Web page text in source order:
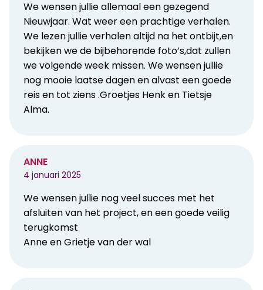
We wensen jullie allemaal een gezegend
Nieuwjaar. Wat weer een prachtige verhalen.
We lezen jullie verhalen altijd na het ontbijt,en
bekijken we de bijbehorende foto’s,dat zullen
we volgende week missen. We wensen jullie
nog mooie laatse dagen en alvast een goede
reis en tot ziens .Groetjes Henk en Tietsje
Alma.
ANNE
4 januari 2025
We wensen jullie nog veel succes met het
afsluiten van het project, en een goede veilig
terugkomst
Anne en Grietje van der wal